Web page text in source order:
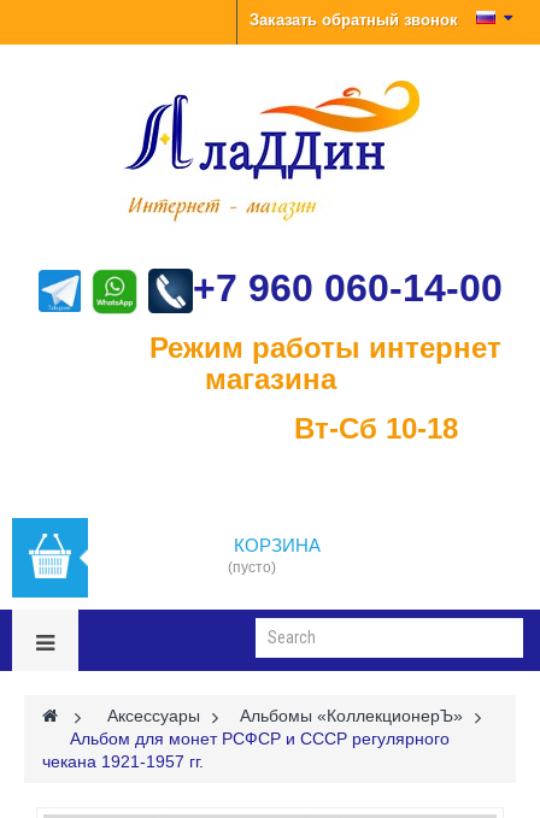
Заказать обратный звонок
+7 960 060-14-00
Режим работы интернет
магазина
Вт-Сб 10-18
КОРЗИНА
(пусто)
> Аксессуары >
Альбомы «КоллекционерЪ»
Альбом для монет РСФСР и СССР регулярного
чекана 1921-1957 гг.